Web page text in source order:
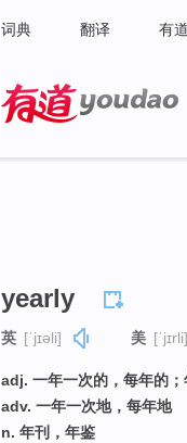
词典 翻译 有
yearly
英 [ˈjɪəli] 美 [ˈjɪrli]
adj. 一年一次的，每年的
adv. 一年一次地，每年地
n. 年刊，年鉴